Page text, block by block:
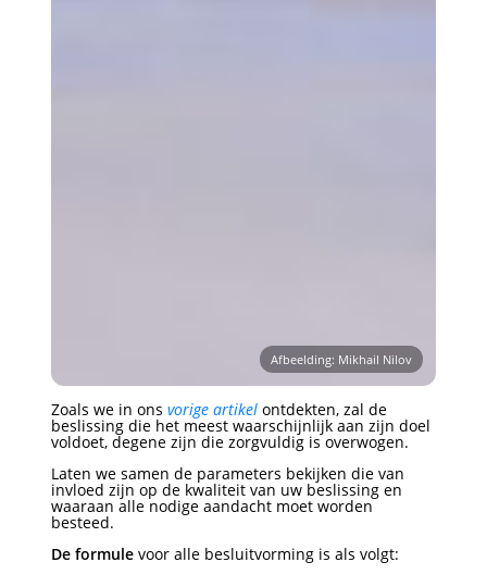
Afbeelding: Mikhail Nilov
Zoals we in onsvorige artikel ontdekten, zal de
beslissing die het meest waarschijnlijk aan zijn doel
voldoet, degene zijn die zorgvuldig is overwogen.
Laten we samen de parameters bekijken die van
invloed zijn op de kwaliteit van uw beslissing en
waaraan alle nodige aandacht moet worden
besteed.
De formule voor alle besluitvorming is als volgt: